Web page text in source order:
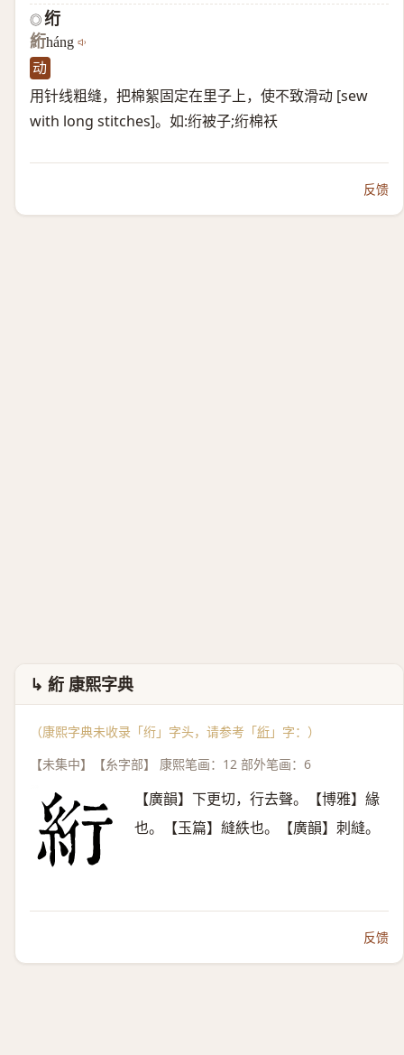
◎ 绗
絎háng
动
用针线粗缝，把棉絮固定在里子上，使不致滑动 [sew
with long stitches]。如:绗被子;绗棉袄
反馈
↳ 絎 康熙字典
（康熙字典未收录「绗」字头，请参考「絎 」字：）
【未集中】【糸字部】 康熙笔画：12 部外笔画：6
【廣韻】下更切，行去聲。【博雅】緣
也。【玉篇】縫紩也。【廣韻】刺縫。
反馈